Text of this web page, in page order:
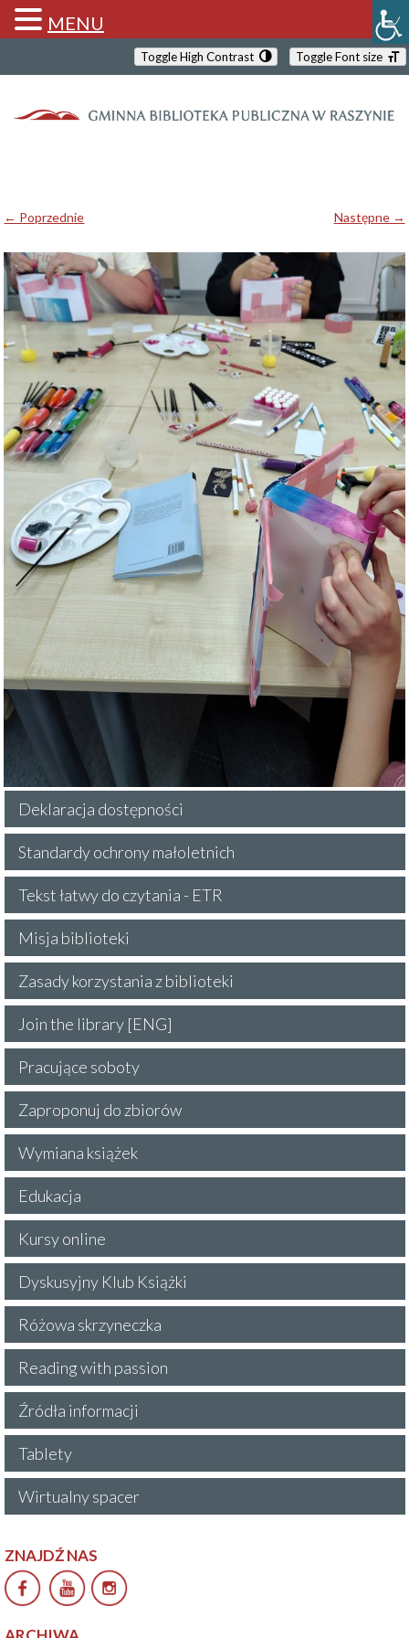
Toggle High Contrast Toggle Font size
← Poprzednie Następne →
Deklaracja dostępności
Standardy ochrony małoletnich
Tekst łatwy do czytania - ETR
Misja biblioteki
Zasady korzystania z biblioteki
Join the library [ENG]
Pracujące soboty
Zaproponuj do zbiorów
Wymiana książek
Edukacja
Kursy online
Dyskusyjny Klub Książki
Różowa skrzyneczka
Reading with passion
Źródła informacji
Tablety
Wirtualny spacer
ZNAJDŹ NAS
MENU